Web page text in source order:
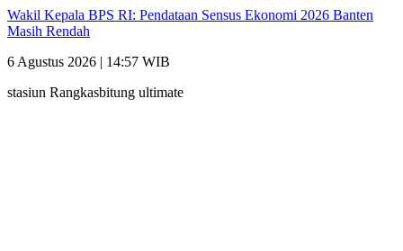
Wakil Kepala BPS RI: Pendataan Sensus Ekonomi 2026 Banten
Masih Rendah
6 Agustus 2026 | 14:57 WIB
stasiun Rangkasbitung ultimate